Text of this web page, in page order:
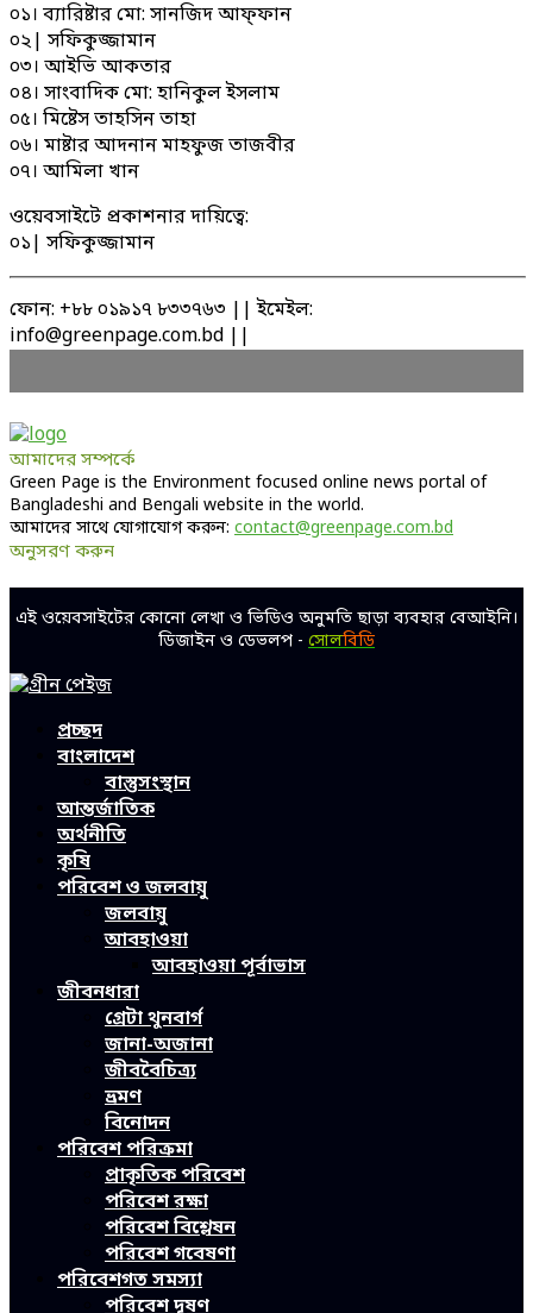
০১। ব্যারিষ্টার মো: সানজিদ আফ্ফান
০২| সফিকুজ্জামান
০৩। আইভি আকতার
০৪। সাংবাদিক মো: হানিকুল ইসলাম
০৫। মিষ্টেস তাহসিন তাহা
০৬। মাষ্টার আদনান মাহফুজ তাজবীর
০৭। আমিলা খান
ওয়েবসাইটে প্রকাশনার দায়িত্বে:
০১| সফিকুজ্জামান
ফোন: +৮৮ ০১৯১৭ ৮৩৩৭৬৩ || ইমেইল:
info@greenpage.com.bd ||
আমাদের সম্পর্কে
Green Page is the Environment focused online news portal of
Bangladeshi and Bengali website in the world.
আমাদের সাথে যোগাযোগ করুন: contact@greenpage.com.bd
অনুসরণ করুন
এই ওয়েবসাইটের কোনো লেখা ও ভিডিও অনুমতি ছাড়া ব্যবহার বেআইনি।
ডিজাইন ও ডেভলপ - সোলবিডি
প্রচ্ছদ
বাংলাদেশ
বাস্তুসংস্থান
আন্তর্জাতিক
অর্থনীতি
কৃষি
পরিবেশ ও জলবায়ু
জলবায়ু
আবহাওয়া
আবহাওয়া পূর্বাভাস
জীবনধারা
গ্রেটা থুনবার্গ
জানা-অজানা
জীববৈচিত্র্য
ভ্রমণ
বিনোদন
পরিবেশ পরিক্রমা
প্রাকৃতিক পরিবেশ
পরিবেশ রক্ষা
পরিবেশ বিশ্লেষন
পরিবেশ গবেষণা
পরিবেশগত সমস্যা
পরিবেশ দূষণ